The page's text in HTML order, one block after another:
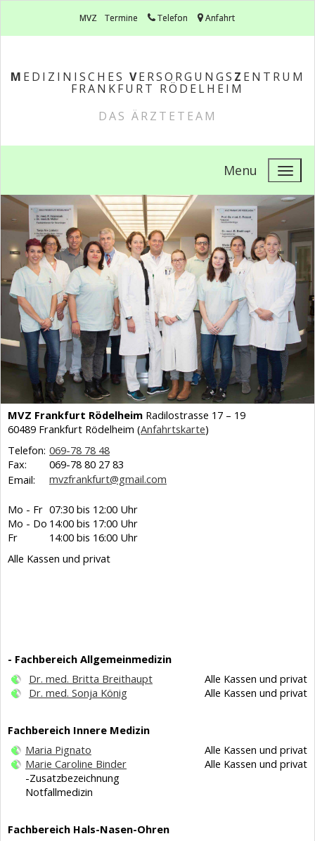
MVZ Termine Telefon Anfahrt
M EDIZINISCHES VERSORGUNGS Z ENTRUM
FRANKFURT RÖDELHEIM
DAS ÄRZTETEAM
Menu
MVZ Frankfurt Rödelheim Radilostrasse 17 – 19
60489 Frankfurt Rödelheim (Anfahrtskarte)
Telefon: 069-78 78 48
Fax:
069-78 80 27 83
Email:
mvzfrankfurt@gmail.com
Mo - Fr 07:30 bis 12:00 Uhr
Mo - Do 14:00 bis 17:00 Uhr
Fr
14:00 bis 16:00 Uhr
Alle Kassen und privat
- Fachbereich Allgemeinmedizin
Dr. med. Britta Breithaupt
Alle Kassen und privat
Dr. med. Sonja König
Alle Kassen und privat
Fachbereich Innere Medizin
Maria Pignato
Alle Kassen und privat
Marie Caroline Binder
-Zusatzbezeichnung
Notfallmedizin
Alle Kassen und privat
Fachbereich Hals-Nasen-Ohren